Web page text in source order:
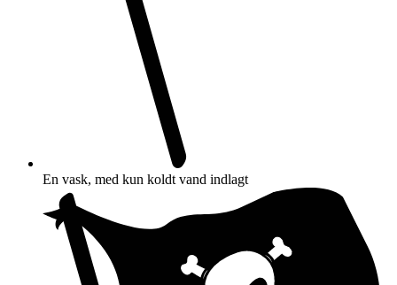
En vask, med kun koldt vand indlagt